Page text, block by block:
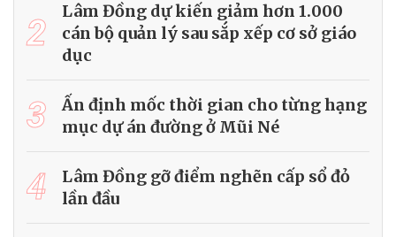
2
Lâm Đồng dự kiến giảm hơn 1.000
cán bộ quản lý sau sắp xếp cơ sở giáo
dục
3
Ấn định mốc thời gian cho từng hạng
mục dự án đường ở Mũi Né
4
Lâm Đồng gỡ điểm nghẽn cấp sổ đỏ
lần đầu